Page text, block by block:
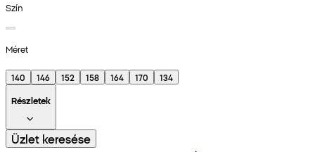
Szín
Méret
140 146 152 158 164 170
134
Részletek
Üzlet keresése